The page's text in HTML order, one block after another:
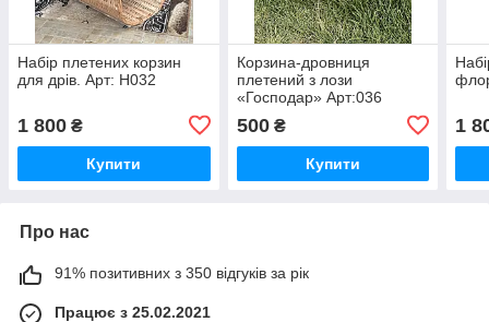
Набір плетених корзин
для дрів. Арт: Н032
1 800 ₴
Купити
Корзина-дровниця
плетений з лози
«Господар» Арт:036
500₴
Купити
1
Про нас
91% позитивних з 350 відгуків за рік
Працює з 25.02.2021